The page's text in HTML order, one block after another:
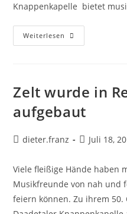
Knappenkapelle bietet
Weiterlesen
Zelt wurde in
aufgebaut
dieter.franz Juli 18,
Viele fleißige Hände haben
Musikfreunde von nah und
feiern können. Zu ihrem